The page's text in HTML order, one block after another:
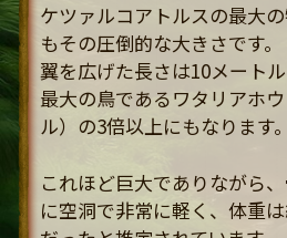
ケツァルコアトルスの最大
もその圧倒的な大きさです。
翼を広げた長さは10メート
最大の鳥であるワタリアホ
ル）の3倍以上にもなります。
これほど巨大でありながら
に空洞で非常に軽く、体重